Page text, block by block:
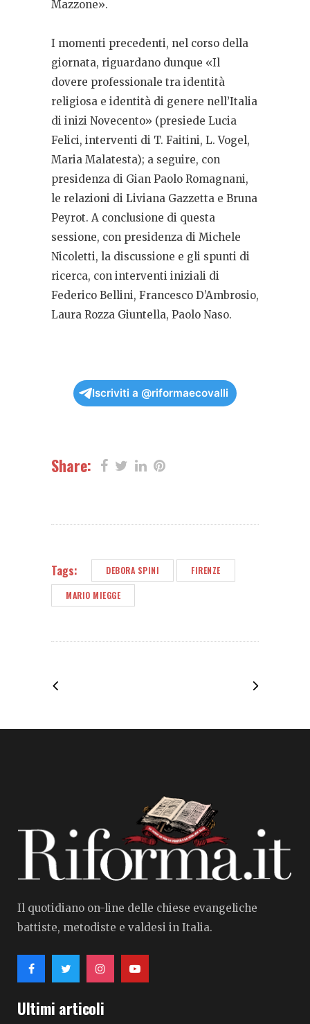
Mazzone».
I momenti precedenti, nel corso della
giornata, riguardano dunque «Il
dovere professionale tra identità
religiosa e identità di genere nell’Italia
di inizi Novecento» (presiede Lucia
Felici, interventi di T. Faitini, L. Vogel,
Maria Malatesta); a seguire, con
presidenza di Gian Paolo Romagnani,
le relazioni di Liviana Gazzetta e Bruna
Peyrot. A conclusione di questa
sessione, con presidenza di Michele
Nicoletti, la discussione e gli spunti di
ricerca, con interventi iniziali di
Federico Bellini, Francesco D’Ambrosio,
Laura Rozza Giuntella, Paolo Naso.
Iscriviti a @riformaecovalli
Share:
Tags: DEBORA SPINI FIRENZE
MARIO MIEGGE
Il quotidiano on-line delle chiese evangeliche
battiste, metodiste e valdesi in Italia.
Ultimi articoli